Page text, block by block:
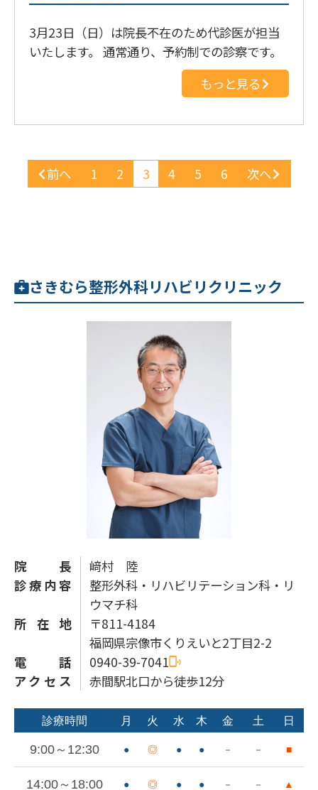
3月23日（日）は院長不在のため代診医が担当
いたします。 通常通り、予約制での診察です。
もっと見る
前へ 1 2 3 4 5 6 次へ
さきむら整形外科リハビリクリニック
院長
﨑村 陸
診療内容
整形外科・リハビリテーション科・リ
ウマチ科
所在地
〒811-4184
福岡県宗像市くりえいと2丁目2-2
電話
0940-39-7041
アクセス
赤間駅北口から徒歩12分